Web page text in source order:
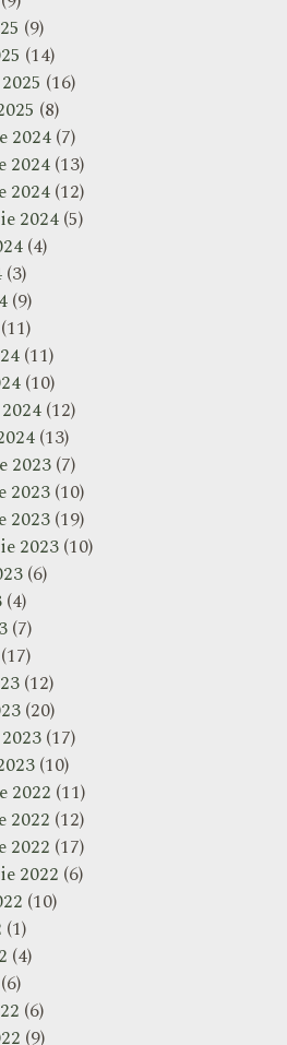
(9)
(14)
(16)
(8)
2024(7)
2024(13)
2024(12)
2024(5)
(4)
(3)
(9)
(11)
(11)
(10)
(12)
(13)
2023(7)
2023(10)
2023(19)
2023(10)
(6)
(4)
(7)
(17)
(12)
(20)
(17)
(10)
2022 (11)
2022 (12)
2022 (17)
2022 (6)
(10)
(1)
(4)
(6)
(6)
(9)